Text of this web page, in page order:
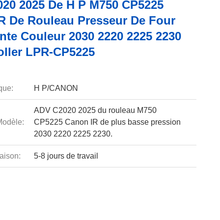
2025 De H P M750 CP5225
De Rouleau Presseur De Four
Couleur 2030 2220 2225 2230
LPR-CP5225
H P/CANON
ADV C2020 2025 du rouleau M750
CP5225 Canon IR de plus basse pression
2030 2220 2225 2230.
5-8 jours de travail